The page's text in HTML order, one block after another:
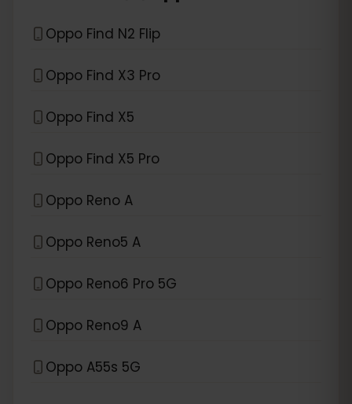
Oppo Find N2 Flip
Oppo Find X3 Pro
Oppo Find X5
Oppo Find X5 Pro
Oppo Reno A
Oppo Reno5 A
Oppo Reno6 Pro 5G
Oppo Reno9 A
Oppo A55s 5G